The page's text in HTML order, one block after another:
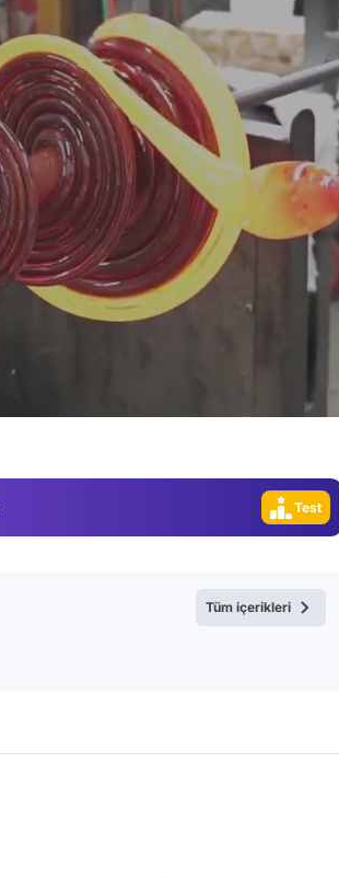
Test
Tüm içerikleri